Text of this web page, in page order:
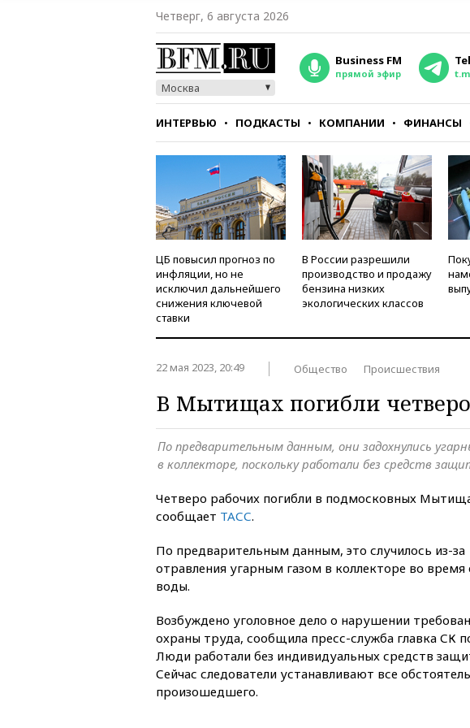
Четверг, 6 августа 2026
Москва
Business FM
прямой эфир
ИНТЕРВЬЮ ПОДКАСТЫ КОМПАНИИ ФИНАНСЫ
СТИЛЬ ТЕСТЫ
ЦБ повысил прогноз по
инфляции, но не
исключил дальнейшего
снижения ключевой
ставки
В России разрешили
производство и продажу
бензина низких
экологических классов
22 мая 2023, 20:49 Общество Происшествия
В Мытищах погибли
По предварительным данным, они задохнулись
в коллекторе, поскольку работали без средств
Четверо рабочих погибли в подмосковных
сообщает ТАСС.
По предварительным данным, это случилось из-за
отравления угарным газом в коллекторе во время
воды.
Возбуждено уголовное дело о нарушении
охраны труда, сообщила пресс-служба главка СК
Люди работали без индивидуальных средств
Сейчас следователи устанавливают все
произошедшего.